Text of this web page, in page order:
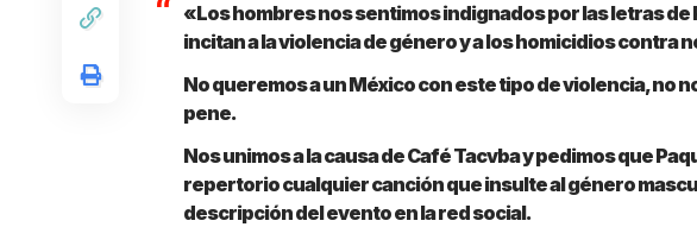
«Los hombres nos sentimos indignados por las letras de
incitan a la violencia de género y a los homicidios contra
No queremos a un México con este tipo de violencia, no
pene.
Nos unimos a la causa de Café Tacvba y pedimos que
repertorio cualquier canción que insulte al género
descripción del evento en la red social.